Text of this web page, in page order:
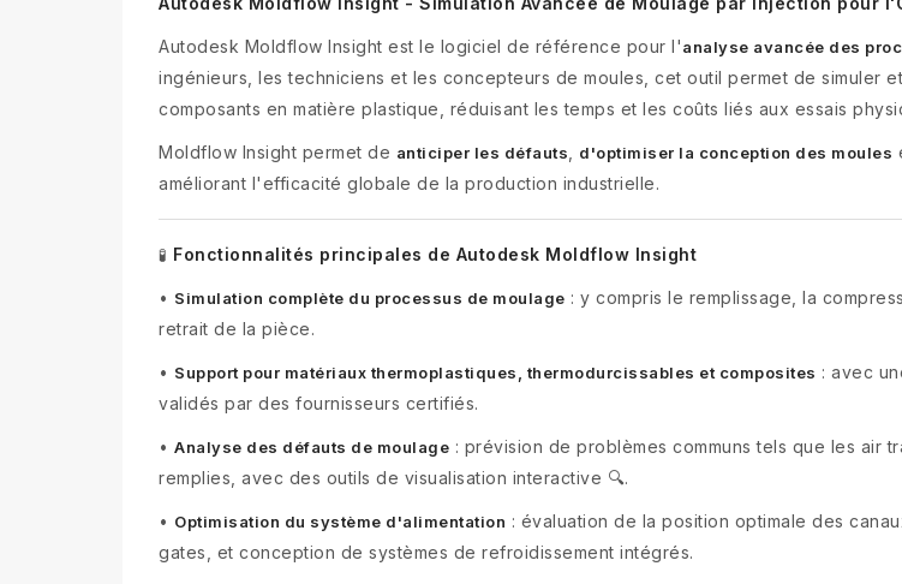
Autodesk Moldflow Insight est le logiciel de référence pour l'analyse avancée des
ingénieurs, les techniciens et les concepteurs de moules, cet outil permet de simuler
composants en matière plastique, réduisant les temps et les coûts liés aux essais
Moldflow Insight permet de anticiper les défauts d'optimiser la conception des moules
améliorant l'efficacité globale de la production industrielle.
🧪 Fonctionnalités principales de Autodesk Moldflow Insight
• Simulation complète du processus de moulage : y compris le remplissage, la
retrait de la pièce.
• Support pour matériaux thermoplastiques, thermodurcissables et composites : avec
validés par des fournisseurs certifiés.
• Analyse des défauts de moulage : prévision de problèmes communs tels que les air
remplies, avec des outils de visualisation interactive 🔍.
• Optimisation du système d'alimentation : évaluation de la position optimale des
gates, et conception de systèmes de refroidissement intégrés.